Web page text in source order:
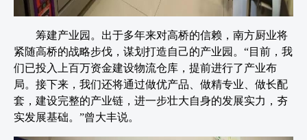
筹建产业园。出于多年来对高桥的信赖，南方厨业将
紧随高桥的战略步伐，谋划打造自己的产业园。“目前，我
们已投入上百万资金建设物流仓库，提前进行了产业布
局。接下来，我们还将通过做优产品、做精专业、做长配
套，建设完整的产业链，进一步壮大自身的发展实力，夯
实发展基础。”曾大丰说。